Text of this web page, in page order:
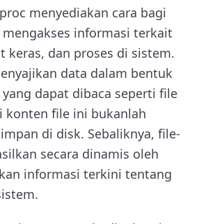
menyediakan cara bagi
informasi terkait
keras, dan proses di sistem.
data dalam bentuk
dapat dibaca seperti file
konten file ini bukanlah
di disk. Sebaliknya, file-
secara dinamis oleh
informasi terkini tentang